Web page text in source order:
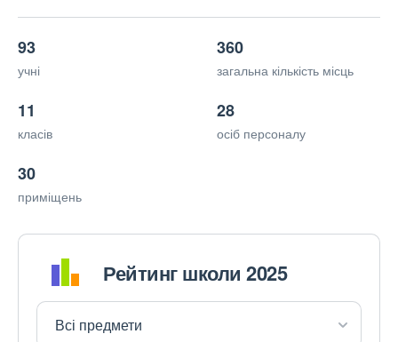
93
учні
360
загальна кількість місць
11
класів
28
осіб персоналу
30
приміщень
Рейтинг школи 2025